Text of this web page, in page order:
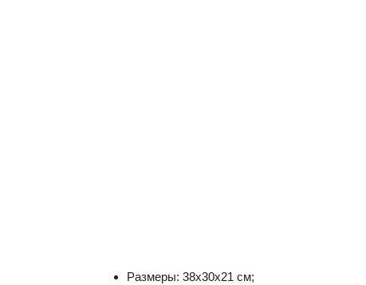
Размеры: 38x30x21 см;